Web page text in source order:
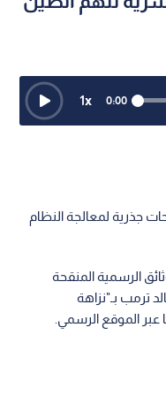
0:00
1x
جذرية لمعالجة النظام
الرسمية المنقحة
ترمب بـ"نزاهة
عبر الموقع الرسمي.